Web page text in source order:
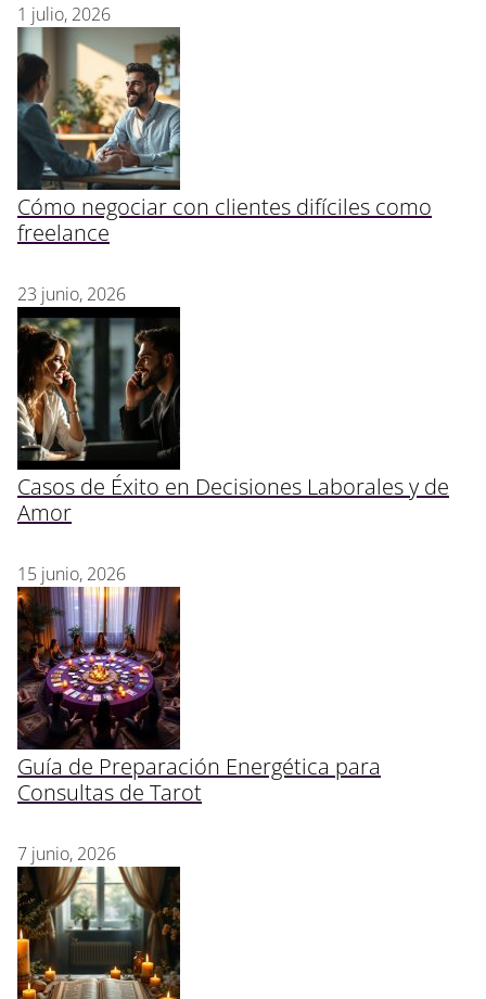
1 julio, 2026
Cómo negociar con clientes difíciles como
freelance
23 junio, 2026
Casos de Éxito en Decisiones Laborales y de
Amor
15 junio, 2026
Guía de Preparación Energética para
Consultas de Tarot
7 junio, 2026